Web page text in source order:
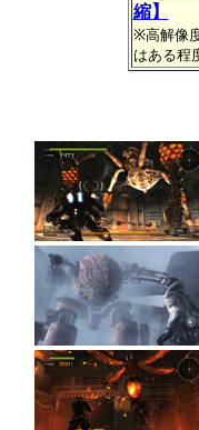
縮】
※高解像
はある程